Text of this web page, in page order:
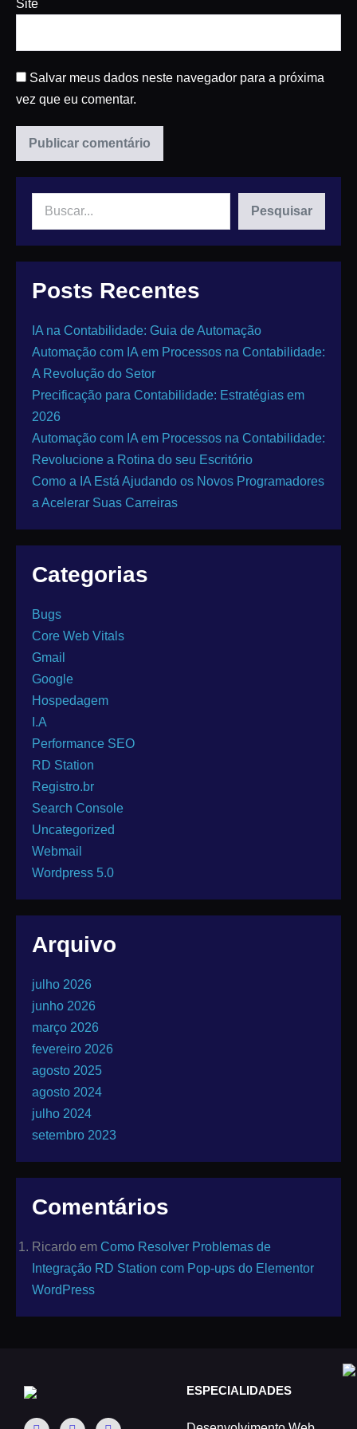
Site
Salvar meus dados neste navegador para a próxima
vez que eu comentar.
Pesquisar
Posts Recentes
IA na Contabilidade: Guia de Automação
Automação com IA em Processos na Contabilidade:
A Revolução do Setor
Precificação para Contabilidade: Estratégias em
2026
Automação com IA em Processos na Contabilidade:
Revolucione a Rotina do seu Escritório
Como a IA Está Ajudando os Novos Programadores
a Acelerar Suas Carreiras
Categorias
Bugs
Core Web Vitals
Gmail
Google
Hospedagem
I.A
Performance SEO
RD Station
Registro.br
Search Console
Uncategorized
Webmail
Wordpress 5.0
Arquivo
julho 2026
junho 2026
março 2026
fevereiro 2026
agosto 2025
agosto 2024
julho 2024
setembro 2023
Comentários
Ricardo em Como Resolver Problemas de
Integração RD Station com Pop-ups do Elementor
WordPress
ESPECIALIDADES